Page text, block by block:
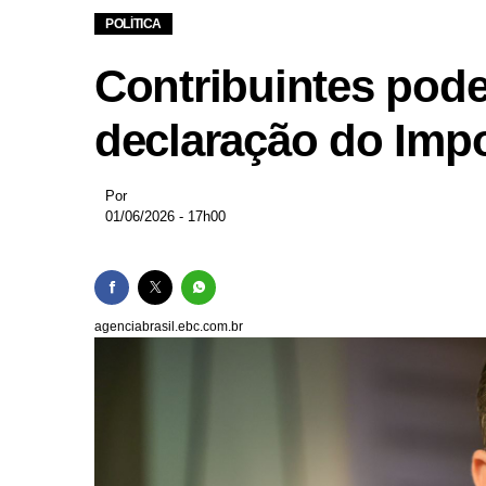
Motorista de
Mulher é esfaqueada
Prefeitura de Belo
POLÍTICA
Contribuintes
declaração do
Por
01/06/2026 - 17h00
agenciabrasil.ebc.com.br